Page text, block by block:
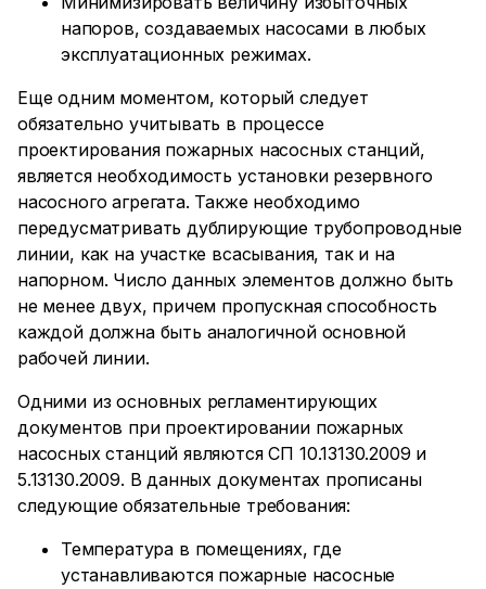
напоров, создаваемых насосами в любых
эксплуатационных режимах.
Еще одним моментом, который следует
обязательно учитывать в процессе
проектирования пожарных насосных станций,
является необходимость установки резервного
насосного агрегата. Также необходимо
передусматривать дублирующие трубопроводные
линии, как на участке всасывания, так и на
напорном. Число данных элементов должно быть
не менее двух, причем пропускная способность
каждой должна быть аналогичной основной
рабочей линии.
Одними из основных регламентирующих
документов при проектировании пожарных
насосных станций являются СП 10.13130.2009 и
5.13130.2009. В данных документах прописаны
следующие обязательные требования:
Температура в помещениях, где
устанавливаются пожарные насосные